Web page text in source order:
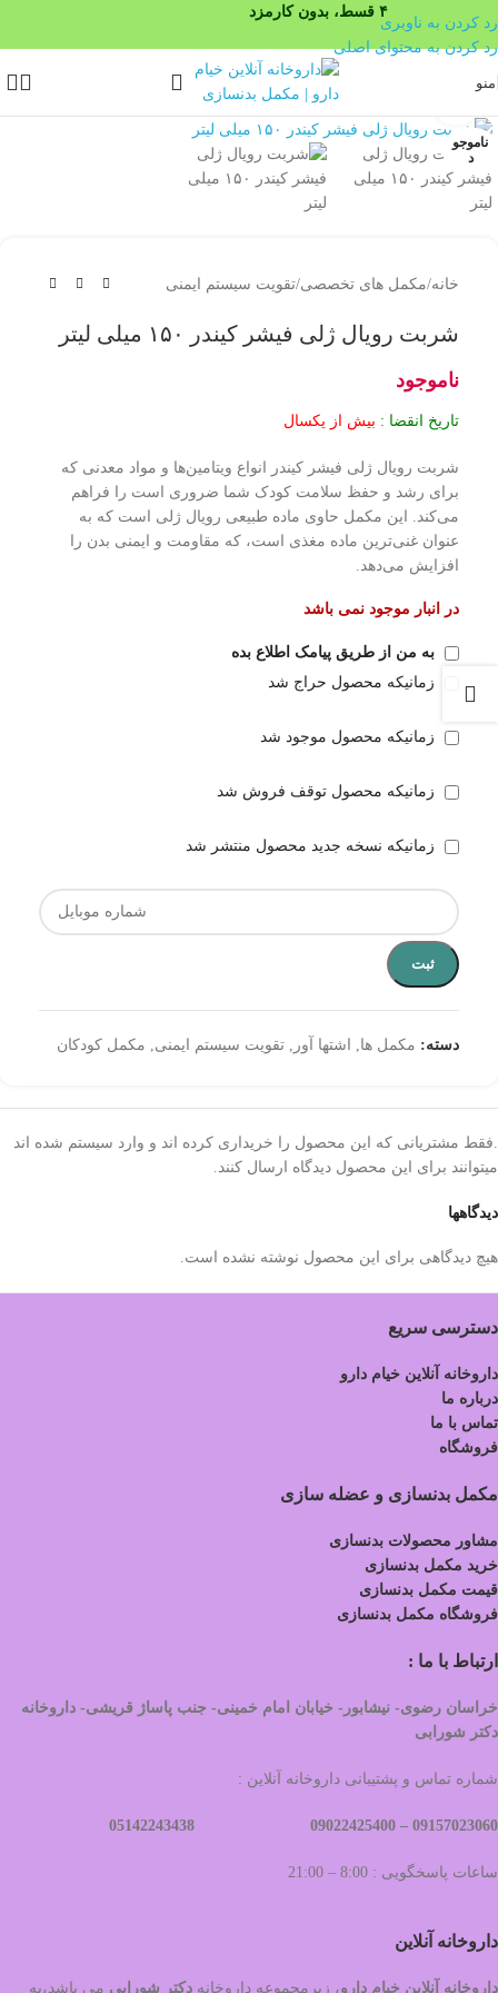
۴ قسط، بدون کارمزد
رد کردن به ناوبری
رد کردن به محتوای اصلی
منو
ناموجو
د
بزرگنمایی تصویر
خانه/مکمل های تخصصی/تقویت سیستم ایمنی
شربت رویال ژلی فیشر کیندر ۱۵۰ میلی لیتر
ناموجود
تاریخ انقضا : بیش از یکسال
شربت رویال ژلی فیشر کیندر انواع ویتامین‌ها و مواد معدنی که
برای رشد و حفظ سلامت کودک شما ضروری است را فراهم
می‌کند. این مکمل حاوی ماده طبیعی رویال ژلی است که به
عنوان غنی‌ترین ماده مغذی است، که مقاومت و ایمنی بدن را
افزایش می‌دهد.
در انبار موجود نمی باشد
به من از طریق پیامک اطلاع بده
زمانیکه محصول حراج شد
زمانیکه محصول موجود شد
زمانیکه محصول توقف فروش شد
زمانیکه نسخه جدید محصول منتشر شد
ثبت
دسته: مکمل ها اشتها آور تقویت سیستم ایمنی مکمل کودکان
دیدگاهها
هیچ دیدگاهی برای این محصول نوشته نشده است.
.فقط مشتریانی که این محصول را خریداری کرده اند و وارد سیستم شده اند
میتوانند برای این محصول دیدگاه ارسال کنند.
دسترسی سریع
داروخانه آنلاین خیام دارو
درباره ما
تماس با ما
فروشگاه
مکمل بدنسازی و عضله سازی
مشاور محصولات بدنسازی
خرید مکمل بدنسازی
قیمت مکمل بدنسازی
فروشگاه مکمل بدنسازی
ارتباط با ما :
خراسان رضوی- نیشابور- خیابان امام خمینی- جنب پاساژ قریشی- داروخانه
دکتر شورابی
شماره تماس و پشتیبانی داروخانه آنلاین :
09157023060 –
ساعات پاسخگویی : 8:00 – 21:00
داروخانه آنلاین
داروخانه آنلاین خیام دارو، زیرمجموعه داروخانه دکتر شورابی می باشد،به